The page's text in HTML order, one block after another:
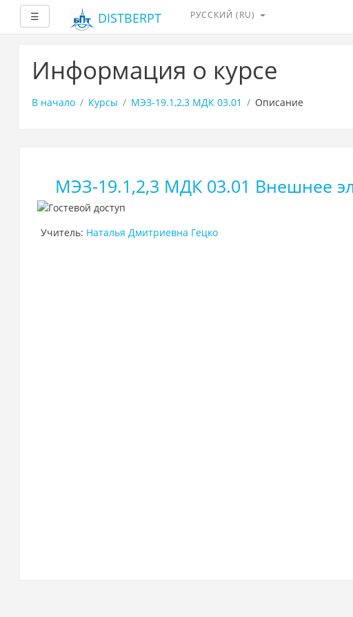
основному
☰ Развернуть DISTBERPT РУССКИЙ ‎(RU)‎
Информация о курсе
В начало Курсы МЭЗ-19.1,2,3 МДК 03.01 Описание
МЭЗ-19.1,2,3 МДК 03.01 Внешнее
Учитель: Наталья Дмитриевна Гецко